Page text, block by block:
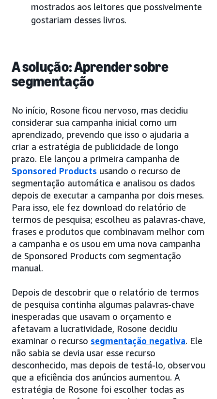
mostrados aos leitores que possivelmente
gostariam desses livros.
A solução: Aprender sobre
segmentação
No início, Rosone ficou nervoso, mas decidiu
considerar sua campanha inicial como um
aprendizado, prevendo que isso o ajudaria a
criar a estratégia de publicidade de longo
prazo. Ele lançou a primeira campanha de
Sponsored Products usando o recurso de
segmentação automática e analisou os dados
depois de executar a campanha por dois meses.
Para isso, ele fez download do relatório de
termos de pesquisa; escolheu as palavras-chave,
frases e produtos que combinavam melhor com
a campanha e os usou em uma nova campanha
de Sponsored Products com segmentação
manual.
Depois de descobrir que o relatório de termos
de pesquisa continha algumas palavras-chave
inesperadas que usavam o orçamento e
afetavam a lucratividade, Rosone decidiu
examinar o recurso segmentação negativa. Ele
não sabia se devia usar esse recurso
desconhecido, mas depois de testá-lo, observou
que a eficiência dos anúncios aumentou. A
estratégia de Rosone foi escolher todas as